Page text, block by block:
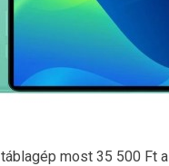
táblagép most 35 500 Ft a